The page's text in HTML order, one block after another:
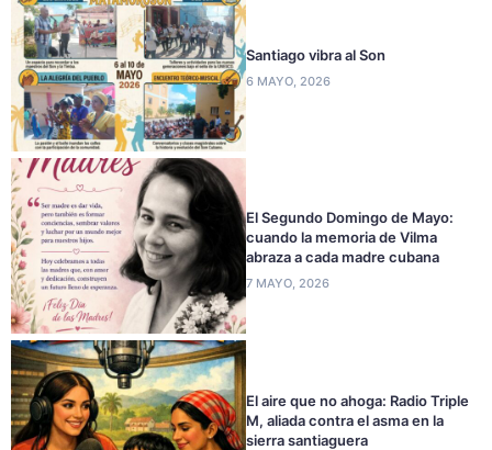
Santiago vibra al Son
6 MAYO, 2026
El Segundo Domingo de Mayo:
cuando la memoria de Vilma
abraza a cada madre cubana
7 MAYO, 2026
El aire que no ahoga: Radio Triple
M, aliada contra el asma en la
sierra santiaguera